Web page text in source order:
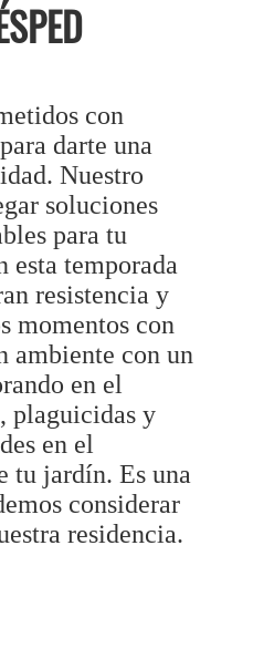
con
darte una
Nuestro
soluciones
para tu
esta temporada
resistencia y
momentos con
ambiente con un
en el
plaguicidas y
en el
tu jardín. Es una
considerar
residencia.